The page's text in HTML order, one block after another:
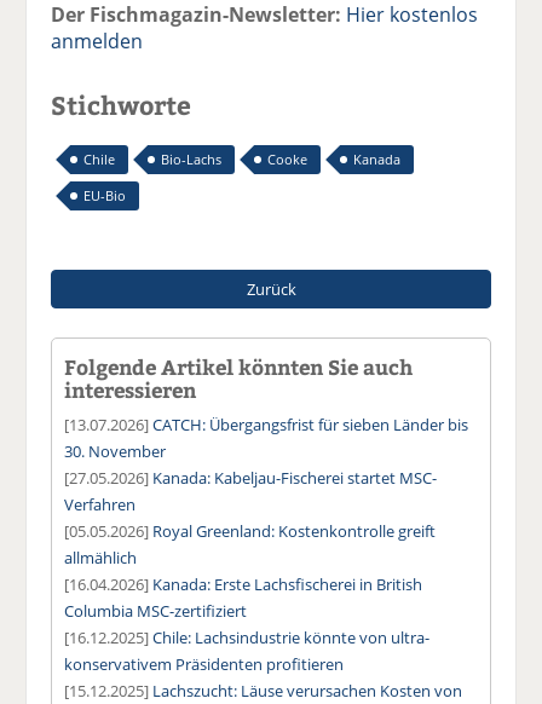
Der Fischmagazin-Newsletter: Hier kostenlos
anmelden
Stichworte
Chile Bio-Lachs Cooke
Kanada
EU-Bio
Zurück
Folgende Artikel könnten Sie auch
interessieren
[13.07.2026]CATCH: Übergangsfrist für sieben Länder bis
30. November
[27.05.2026] Kanada: Kabeljau-Fischerei startet MSC-
Verfahren
[05.05.2026] Royal Greenland: Kostenkontrolle greift
allmählich
[16.04.2026] Kanada: Erste Lachsfischerei in British
Columbia MSC-zertifiziert
[16.12.2025]Chile: Lachsindustrie könnte von ultra-
konservativem Präsidenten profitieren
[15.12.2025] Lachszucht: Läuse verursachen Kosten von